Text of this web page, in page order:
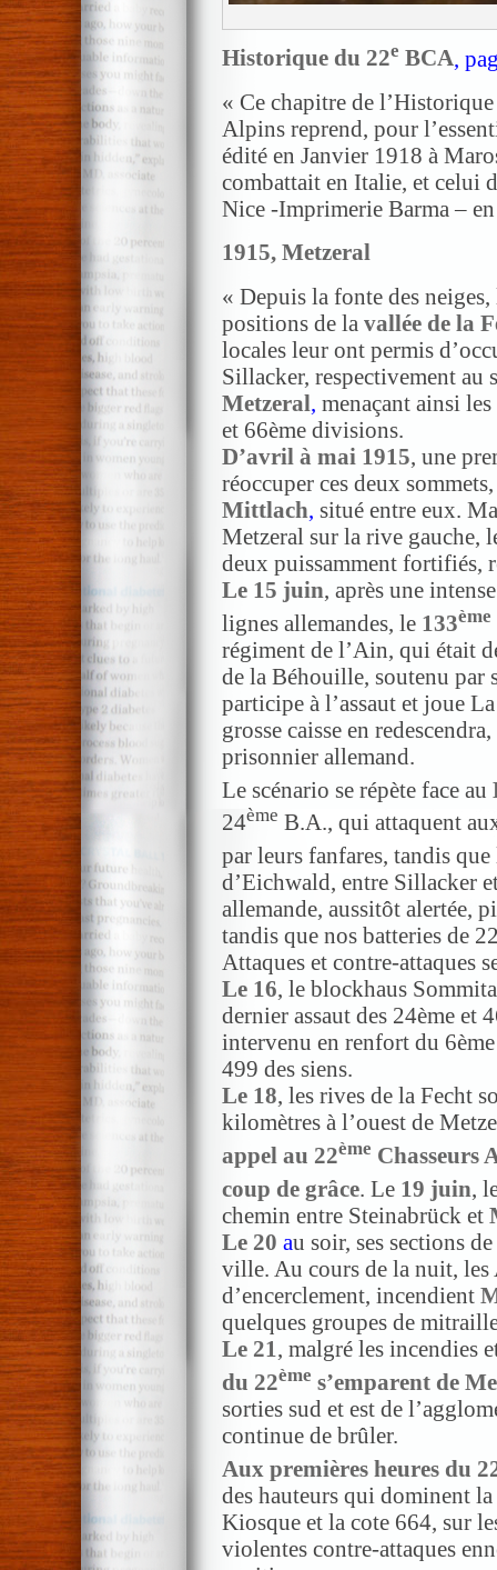
Historique du 22e BCA,
« Ce chapitre de
Alpins reprend, pour
édité en Janvier 1918 à
combattait en Italie, et celui
Nice -Imprimerie Barma –
1915, Metzeral
« Depuis la fonte des
positions de la vallée de la
locales leur ont permis
Sillacker, respectivement au
Metzeral, menaçant ainsi
et 66ème divisions.
D’avril à mai 1915, une
réoccuper ces deux
Mittlach, situé entre eux.
Metzeral sur la rive gauche,
deux puissamment fortifiés,
Le 15 juin, après une
lignes allemandes, le 133ème
régiment de l’Ain, qui était
de la Béhouille, soutenu par
participe à l’assaut et joue
grosse caisse en
prisonnier allemand.
Le scénario se répète face au
24ème B.A., qui attaquent
par leurs fanfares, tandis que
d’Eichwald, entre Sillacker
allemande, aussitôt alertée,
tandis que nos batteries de
Attaques et contre-attaques
Le 16, le blockhaus
dernier assaut des 24ème et
intervenu en renfort du
499 des siens.
Le 18, les rives de la Fecht
kilomètres à l’ouest de
appel au 22ème Chasseurs
coup de grâce. Le 19 juin,
chemin entre Steinabrück et
Le 20 au soir, ses sections
ville. Au cours de la nuit, les
d’encerclement, incendient
quelques groupes de
Le 21 , malgré les incendies
du 22ème s’emparent de
sorties sud et est de
continue de brûler.
Aux premières heures du
des hauteurs qui dominent
Kiosque et la cote 664, sur
violentes contre-attaques